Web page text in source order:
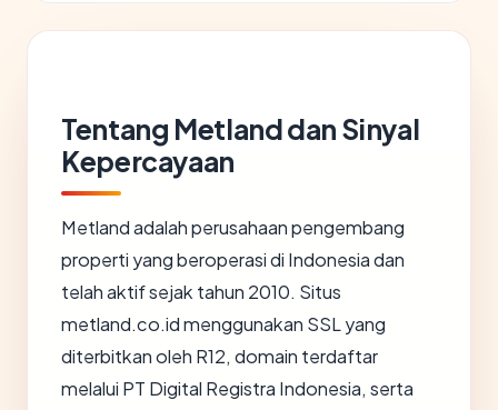
Tentang Metland dan Sinyal
Kepercayaan
Metland adalah perusahaan pengembang
properti yang beroperasi di Indonesia dan
telah aktif sejak tahun 2010. Situs
metland.co.id menggunakan SSL yang
diterbitkan oleh R12, domain terdaftar
melalui PT Digital Registra Indonesia, serta